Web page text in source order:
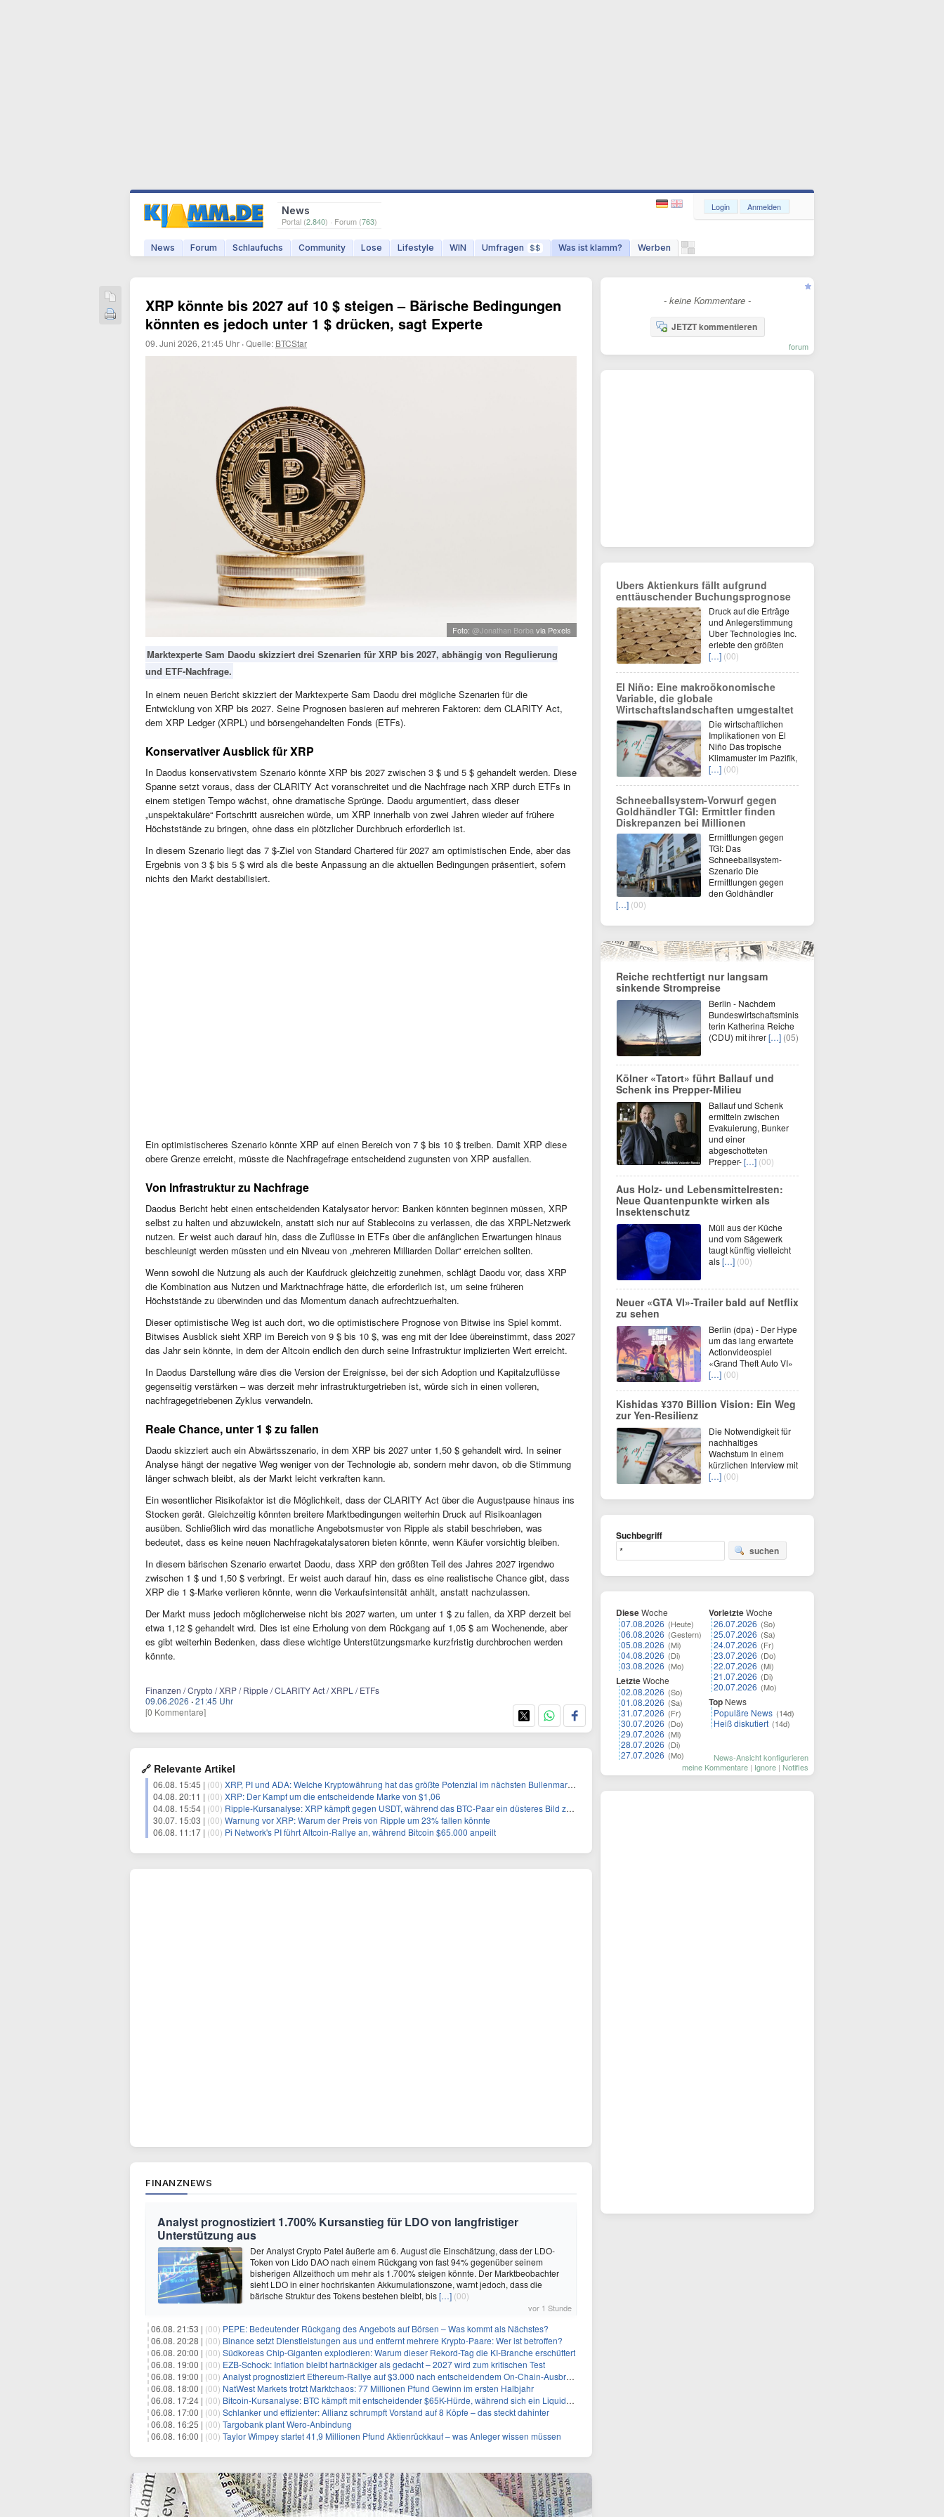
News
Portal (2.840) · Forum (763)
News Forum Schlaufuchs Community Lose Lifestyle WIN Umfragen $$ Was ist klamm? Werben
Login Anmelden
XRP könnte bis 2027 auf 10 $ steigen – Bärische Bedingungen
könnten es jedoch unter 1 $ drücken, sagt Experte
09. Juni 2026, 21:45 Uhr ·Quelle: BTCStar
Foto: @Jonathan Borba via Pexels
Marktexperte Sam Daodu skizziert drei Szenarien für XRP bis 2027, abhängig von Regulierung
und ETF-Nachfrage.
In einem neuen Bericht skizziert der Marktexperte Sam Daodu drei mögliche Szenarien für die
Entwicklung von XRP bis 2027. Seine Prognosen basieren auf mehreren Faktoren: dem CLARITY Act,
dem XRP Ledger (XRPL) und börsengehandelten Fonds (ETFs).
Konservativer Ausblick für XRP
In Daodus konservativstem Szenario könnte XRP bis 2027 zwischen 3 $ und 5 $ gehandelt werden. Diese
Spanne setzt voraus, dass der CLARITY Act voranschreitet und die Nachfrage nach XRP durch ETFs in
einem stetigen Tempo wächst, ohne dramatische Sprünge. Daodu argumentiert, dass dieser
„unspektakuläre“ Fortschritt ausreichen würde, um XRP innerhalb von zwei Jahren wieder auf frühere
Höchststände zu bringen, ohne dass ein plötzlicher Durchbruch erforderlich ist.
In diesem Szenario liegt das 7 $-Ziel von Standard Chartered für 2027 am optimistischen Ende, aber das
Ergebnis von 3 $ bis 5 $ wird als die beste Anpassung an die aktuellen Bedingungen präsentiert, sofern
nichts den Markt destabilisiert.
Ein optimistischeres Szenario könnte XRP auf einen Bereich von 7 $ bis 10 $ treiben. Damit XRP diese
obere Grenze erreicht, müsste die Nachfragefrage entscheidend zugunsten von XRP ausfallen.
Von Infrastruktur zu Nachfrage
Daodus Bericht hebt einen entscheidenden Katalysator hervor: Banken könnten beginnen müssen, XRP
selbst zu halten und abzuwickeln, anstatt sich nur auf Stablecoins zu verlassen, die das XRPL-Netzwerk
nutzen. Er weist auch darauf hin, dass die Zuflüsse in ETFs über die anfänglichen Erwartungen hinaus
beschleunigt werden müssten und ein Niveau von „mehreren Milliarden Dollar“ erreichen sollten.
Wenn sowohl die Nutzung als auch der Kaufdruck gleichzeitig zunehmen, schlägt Daodu vor, dass XRP
die Kombination aus Nutzen und Marktnachfrage hätte, die erforderlich ist, um seine früheren
Höchststände zu überwinden und das Momentum danach aufrechtzuerhalten.
Dieser optimistische Weg ist auch dort, wo die optimistischere Prognose von Bitwise ins Spiel kommt.
Bitwises Ausblick sieht XRP im Bereich von 9 $ bis 10 $, was eng mit der Idee übereinstimmt, dass 2027
das Jahr sein könnte, in dem der Altcoin endlich den durch seine Infrastruktur implizierten Wert erreicht.
In Daodus Darstellung wäre dies die Version der Ereignisse, bei der sich Adoption und Kapitalzuflüsse
gegenseitig verstärken – was derzeit mehr infrastrukturgetrieben ist, würde sich in einen volleren,
nachfragegetriebenen Zyklus verwandeln.
Reale Chance, unter 1 $ zu fallen
Daodu skizziert auch ein Abwärtsszenario, in dem XRP bis 2027 unter 1,50 $ gehandelt wird. In seiner
Analyse hängt der negative Weg weniger von der Technologie ab, sondern mehr davon, ob die Stimmung
länger schwach bleibt, als der Markt leicht verkraften kann.
Ein wesentlicher Risikofaktor ist die Möglichkeit, dass der CLARITY Act über die Augustpause hinaus ins
Stocken gerät. Gleichzeitig könnten breitere Marktbedingungen weiterhin Druck auf Risikoanlagen
ausüben. Schließlich wird das monatliche Angebotsmuster von Ripple als stabil beschrieben, was
bedeutet, dass es keine neuen Nachfragekatalysatoren bieten könnte, wenn Käufer vorsichtig bleiben.
In diesem bärischen Szenario erwartet Daodu, dass XRP den größten Teil des Jahres 2027 irgendwo
zwischen 1 $ und 1,50 $ verbringt. Er weist auch darauf hin, dass es eine realistische Chance gibt, dass
XRP die 1 $-Marke verlieren könnte, wenn die Verkaufsintensität anhält, anstatt nachzulassen.
Der Markt muss jedoch möglicherweise nicht bis 2027 warten, um unter 1 $ zu fallen, da XRP derzeit bei
etwa 1,12 $ gehandelt wird. Dies ist eine Erholung von dem Rückgang auf 1,05 $ am Wochenende, aber
es gibt weiterhin Bedenken, dass diese wichtige Unterstützungsmarke kurzfristig durchbrochen werden
könnte.
Finanzen / Crypto / XRP / Ripple / CLARITY Act / XRPL / ETFs
09.06.2026 ·21:45 Uhr
[0 Kommentare]
🔗 Relevante Artikel
06.08. 15:45 | (00) XRP, PI und ADA: Welche Kryptowährung hat das größte Potenzial im nächsten Bullenmarkt?
04.08. 20:11 | (00) XRP: Der Kampf um die entscheidende Marke von $1,06
04.08. 15:54 | (00) Ripple-Kursanalyse: XRP kämpft gegen USDT, während das BTC-Paar ein düsteres Bild zeichnet
30.07. 15:03 | (00) Warnung vor XRP: Warum der Preis von Ripple um 23% fallen könnte
06.08. 11:17 | (00) Pi Network's PI führt Altcoin-Rallye an, während Bitcoin $65.000 anpeilt
FINANZNEWS
Analyst prognostiziert 1.700% Kursanstieg für LDO von langfristiger
Unterstützung aus
Der Analyst Crypto Patel äußerte am 6. August die Einschätzung, dass der LDO-
Token von Lido DAO nach einem Rückgang von fast 94% gegenüber seinem
bisherigen Allzeithoch um mehr als 1.700% steigen könnte. Der Marktbeobachter
sieht LDO in einer hochriskanten Akkumulationszone, warnt jedoch, dass die
bärische Struktur des Tokens bestehen bleibt, bis[…] (00)
vor 1 Stunde
06.08. 21:53 | (00) PEPE: Bedeutender Rückgang des Angebots auf Börsen – Was kommt als Nächstes?
06.08. 20:28 | (00) Binance setzt Dienstleistungen aus und entfernt mehrere Krypto-Paare: Wer ist betroffen?
06.08. 20:00 | (00) Südkoreas Chip-Giganten explodieren: Warum dieser Rekord-Tag die KI-Branche erschüttert
06.08. 19:00 | (00) EZB-Schock: Inflation bleibt hartnäckiger als gedacht – 2027 wird zum kritischen Test
06.08. 19:00 | (00) Analyst prognostiziert Ethereum-Rallye auf $3.000 nach entscheidendem On-Chain-Ausbruch
06.08. 18:00 | (00) NatWest Markets trotzt Marktchaos: 77 Millionen Pfund Gewinn im ersten Halbjahr
06.08. 17:24 | (00) Bitcoin-Kursanalyse: BTC kämpft mit entscheidender $65K-Hürde, während sich ein Liquidationscluster aufbaut
06.08. 17:00 | (00) Schlanker und effizienter: Allianz schrumpft Vorstand auf 8 Köpfe – das steckt dahinter
06.08. 16:25 | (00) Targobank plant Wero-Anbindung
06.08. 16:00 | (00) Taylor Wimpey startet 41,9 Millionen Pfund Aktienrückkauf – was Anleger wissen müssen
- keine Kommentare -
JETZT kommentieren
forum
Ubers Aktienkurs fällt aufgrund
enttäuschender Buchungsprognose
Druck auf die Erträge
und Anlegerstimmung
Uber Technologies Inc.
erlebte den größten
[…] (00)
El Niño: Eine makroökonomische
Variable, die globale
Wirtschaftslandschaften umgestaltet
Die wirtschaftlichen
Implikationen von El
Niño Das tropische
Klimamuster im Pazifik,
[…] (00)
Schneeballsystem-Vorwurf gegen
Goldhändler TGI: Ermittler finden
Diskrepanzen bei Millionen
Ermittlungen gegen
TGI: Das
Schneeballsystem-
Szenario Die
Ermittlungen gegen
den Goldhändler
[…] (00)
Reiche rechtfertigt nur langsam
sinkende Strompreise
Berlin - Nachdem
Bundeswirtschaftsminis
terin Katherina Reiche
(CDU) mit ihrer[…] (05)
Kölner «Tatort» führt Ballauf und
Schenk ins Prepper-Milieu
Ballauf und Schenk
ermitteln zwischen
Evakuierung, Bunker
und einer
abgeschotteten
Prepper-[…] (00)
Aus Holz- und Lebensmittelresten:
Neue Quantenpunkte wirken als
Insektenschutz
Müll aus der Küche
und vom Sägewerk
taugt künftig vielleicht
als[…] (00)
Neuer «GTA VI»-Trailer bald auf Netflix
zu sehen
Berlin (dpa) - Der Hype
um das lang erwartete
Actionvideospiel
«Grand Theft Auto VI»
[…] (00)
Kishidas ¥370 Billion Vision: Ein Weg
zur Yen-Resilienz
Die Notwendigkeit für
nachhaltiges
Wachstum In einem
kürzlichen Interview mit
[…] (00)
Suchbegriff
suchen
DieseWoche
07.08.2026 (Heute)
06.08.2026 (Gestern)
05.08.2026 (Mi)
04.08.2026 (Di)
03.08.2026 (Mo)
LetzteWoche
02.08.2026 (So)
01.08.2026 (Sa)
31.07.2026 (Fr)
30.07.2026 (Do)
29.07.2026 (Mi)
28.07.2026 (Di)
27.07.2026 (Mo)
VorletzteWoche
26.07.2026 (So)
25.07.2026 (Sa)
24.07.2026 (Fr)
23.07.2026 (Do)
22.07.2026 (Mi)
21.07.2026 (Di)
20.07.2026 (Mo)
Top News
Populäre News (14d)
Heiß diskutiert (14d)
News-Ansicht konfigurieren
meine Kommentare | Ignore | Notifies